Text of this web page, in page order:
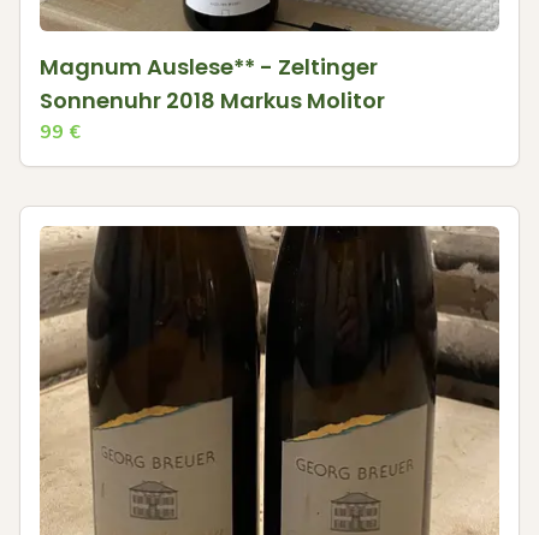
Magnum Auslese** - Zeltinger
Sonnenuhr 2018 Markus Molitor
99 €